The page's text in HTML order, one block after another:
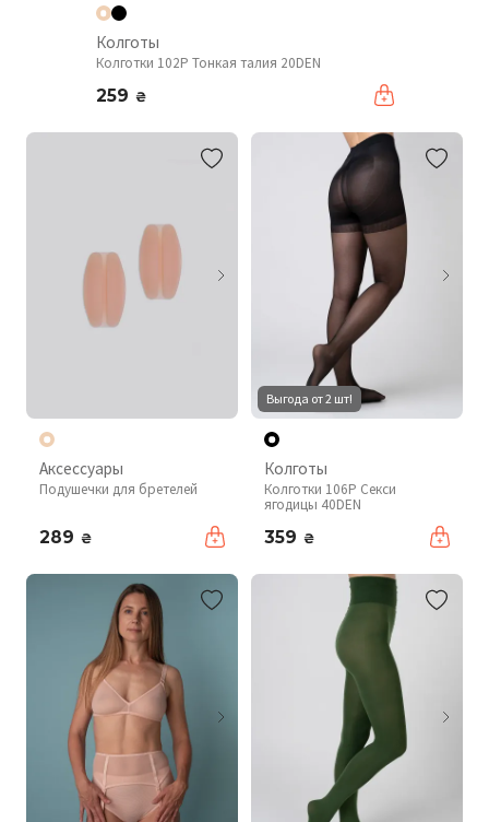
Колготы
Колготки 102P Тонкая талия 20DEN
259 ₴
Аксессуары
Подушечки для бретелей
289 ₴
Выгода от 2 шт!
Колготы
Колготки 106P Секси
ягодицы 40DEN
359 ₴